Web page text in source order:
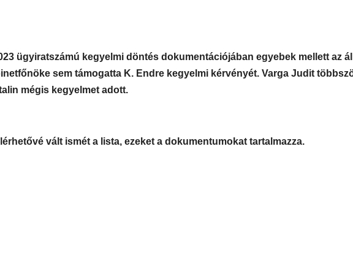
ügyiratszámú kegyelmi döntés dokumentációjában egyebek mellett az
sem támogatta K. Endre kegyelmi kérvényét. Varga Judit
mégis kegyelmet adott.
vált ismét a lista, ezeket a dokumentumokat tartalmazza.